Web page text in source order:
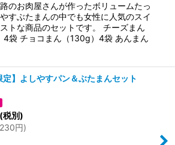
のお肉屋さんが作ったボリュームたっ
すぶたまんの中でも女性に人気のスイ
トな商品のセットです。 チーズまん
4袋 チョコまん（130g）4袋 あんまん
定】よしやすパン＆ぶたまんセット
(税別)
円)